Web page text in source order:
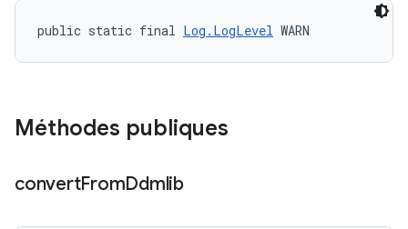
public static final Log.LogLevel WARN
Méthodes publiques
convertFromDdmlib